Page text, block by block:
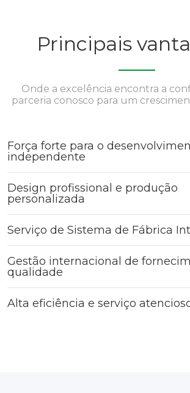
Principais
Onde a excelência encontra a
parceria conosco para um
Força forte para o
independente
Design profissional e produção
personalizada
Serviço de Sistema de Fábrica
Gestão internacional de
qualidade
Alta eficiência e serviço